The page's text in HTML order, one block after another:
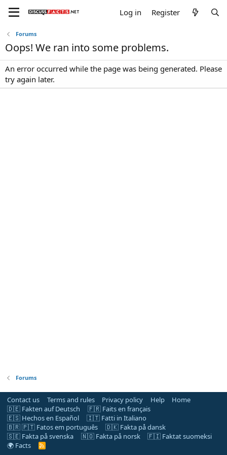
Log in Register
Forums
Oops! We ran into some problems.
An error occurred while the page was being generated. Please
try again later.
Forums
Contact us Terms and rules Privacy policy Help
Home
🇩🇪 Fakten auf Deutsch
🇫🇷 Faits en français
🇪🇸 Hechos en Español
🇮🇹 Fatti in Italiano
🇧🇷 🇵🇹 Fatos em português
🇩🇰 Fakta på dansk
🇸🇪 Fakta på svenska
🇳🇴 Fakta på norsk
🇫🇮 Faktat suomeksi
🌍 Facts
R